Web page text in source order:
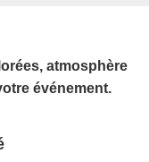
atmosphère
événement.